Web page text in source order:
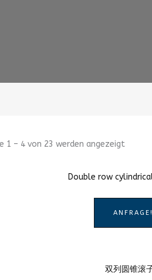
1 – 4 von 23 werden angezeigt
ANFRAGE!